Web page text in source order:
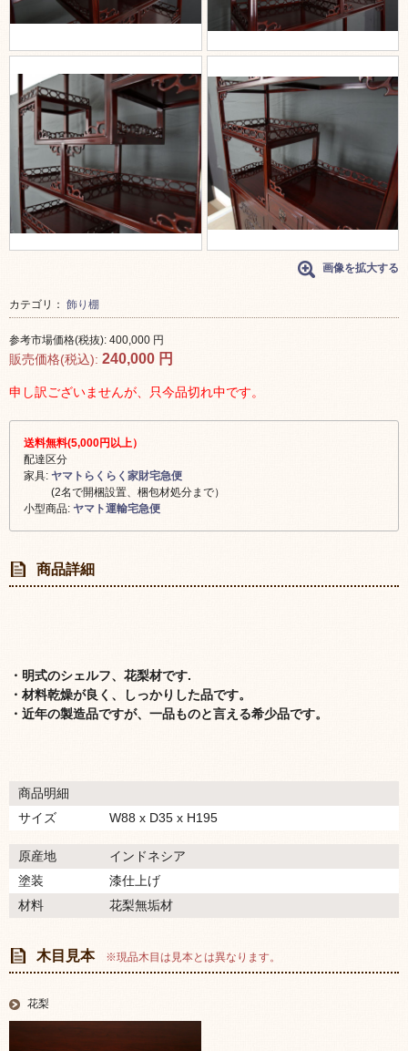
画像を拡大する
カテゴリ： 飾り棚
参考市場価格(税抜): 400,000 円
販売価格(税込): 240,000 円
申し訳ございませんが、只今品切れ中です。
送料無料(5,000円以上）
配達区分
家具: ヤマトらくらく家財宅急便
(2名で開梱設置、梱包材処分まで）
小型商品: ヤマト運輸宅急便
商品詳細
・明式のシェルフ、花梨材です.
・材料乾燥が良く、しっかりした品です。
・近年の製造品ですが、一品ものと言える希少品です。
商品明細
サイズ
W88 x D35 x H195
原産地
インドネシア
塗装
漆仕上げ
材料
花梨無垢材
木目見本 ※現品木目は見本とは異なります。
花梨